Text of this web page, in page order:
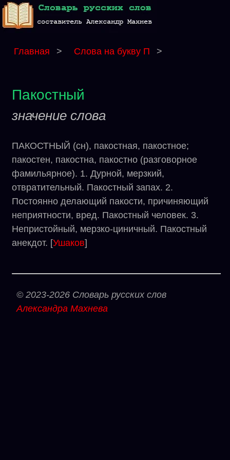
Главная > Слова на букву П >
Пакостный
значение слова
ПАКОСТНЫЙ (сн), пакостная, пакостное;
пакостен, пакостна, пакостно (разговорное
фамильярное). 1. Дурной, мерзкий,
отвратительный. Пакостный запах. 2.
Постоянно делающий пакости, причиняющий
неприятности, вред. Пакостный человек. 3.
Непристойный, мерзко-циничный. Пакостный
анекдот. [Ушаков]
© 2023-2026 Словарь русских слов
Александра Махнева